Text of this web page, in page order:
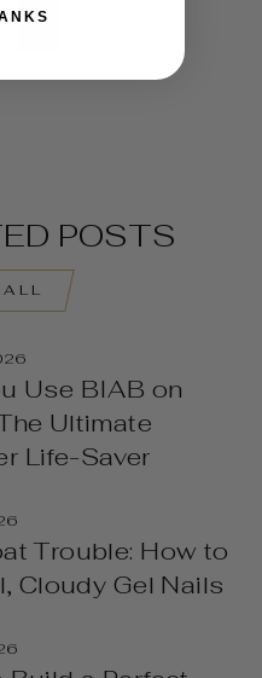
POSTS
Use BIAB on
Ultimate
Life-Saver
Trouble: How to
Cloudy Gel Nails